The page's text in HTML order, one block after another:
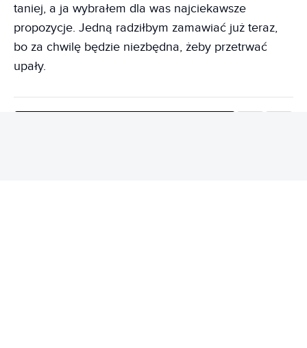
taniej, a ja wybrałem dla was najciekawsze
propozycje. Jedną radziłbym zamawiać już teraz,
bo za chwilę będzie niezbędna, żeby przetrwać
upały.